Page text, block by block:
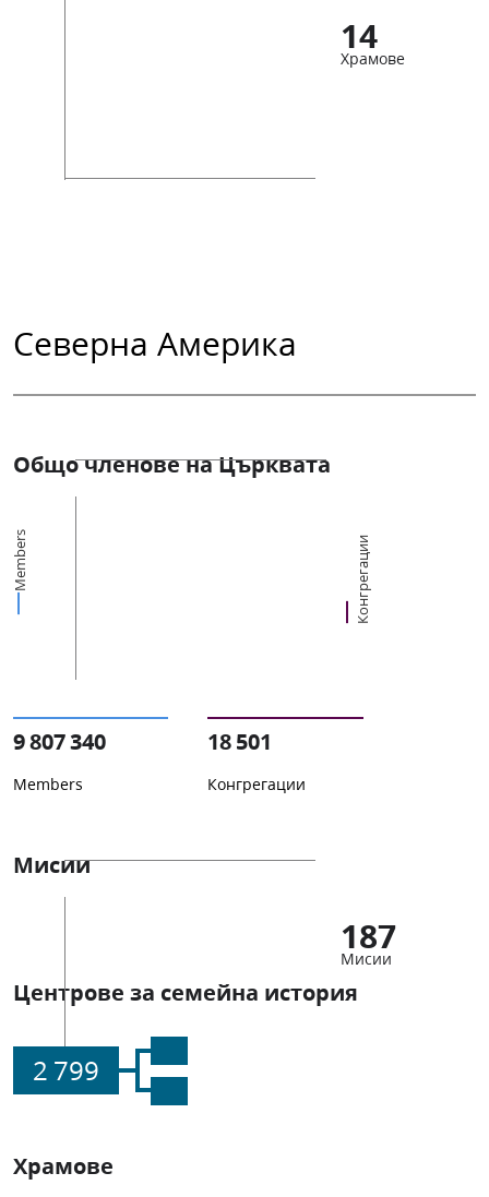
14
Храмове
Северна Америка
Общо членове на Църквата
Members Конгрегации
9 807 340
Members
18 501
Конгрегации
Мисии
187
Мисии
Центрове за семейна история
2 799
Храмове